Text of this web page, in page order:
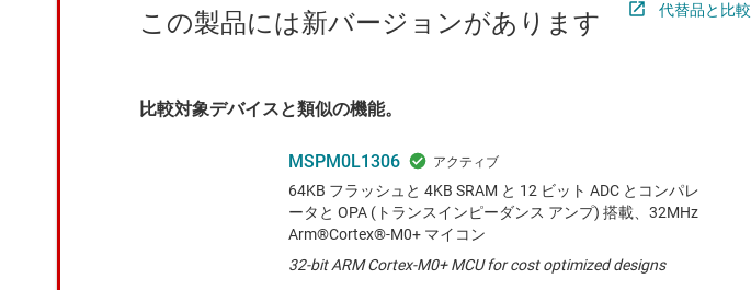
この製品には新バージョンがあります 代替品と比較
比較対象デバイスと類似の機能。
MSPM0L1306
64KB フラッシュと 4KB SRAM と 12 ビット ADC とコンパレ
ータと OPA (トランスインピーダンス アンプ) 搭載、32MHz
Arm®Cortex®-M0+ マイコン
32-bit ARM Cortex-M0+ MCU for cost optimized designs